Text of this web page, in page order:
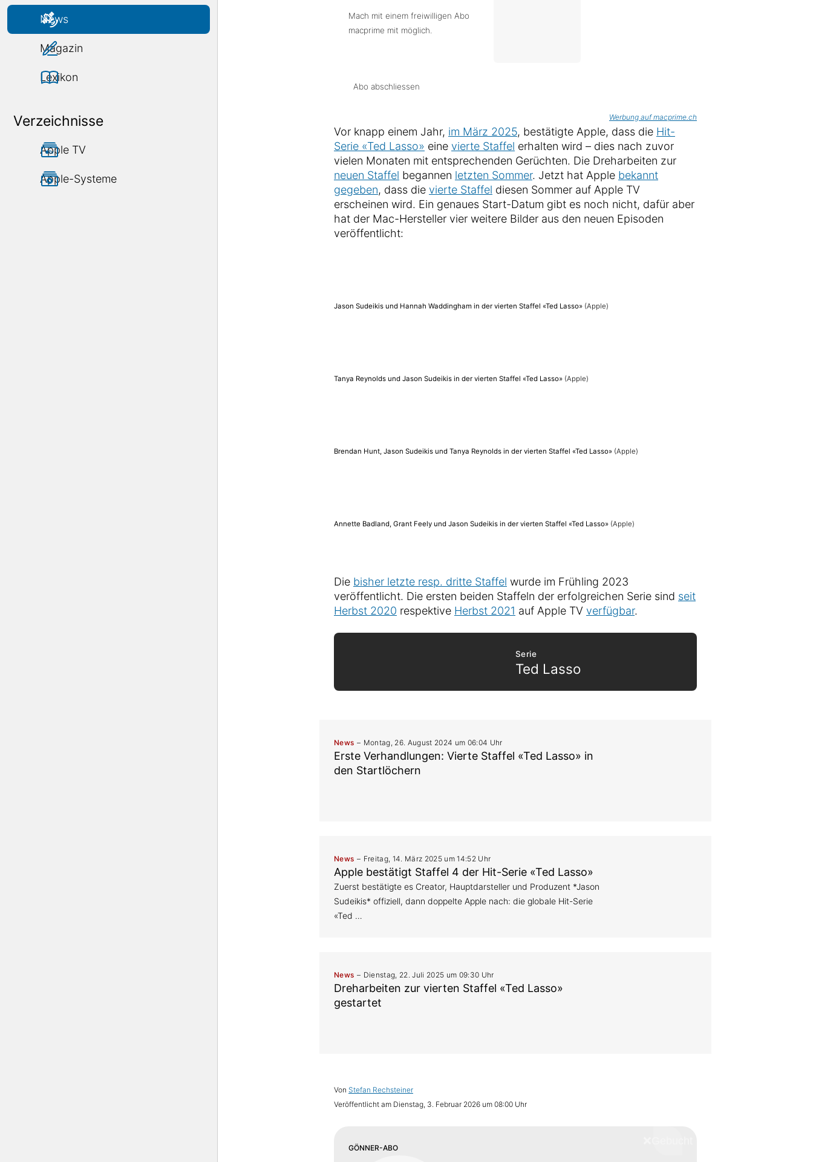
News
Magazin
Lexikon
Verzeichnisse
Apple TV
Apple-Systeme
Mach mit einem freiwilligen Abo
macprime mit möglich.
Abo abschliessen
Werbung auf macprime.ch
Vor knapp einem Jahr, im März 2025, bestätigte Apple, dass die Hit-
Serie «Ted Lasso» eine vierte Staffel erhalten wird – dies nach zuvor
vielen Monaten mit entsprechenden Gerüchten. Die Dreharbeiten zur
neuen Staffel begannen letzten Sommer. Jetzt hat Apple bekannt
gegeben, dass die vierte Staffel diesen Sommer auf Apple TV
erscheinen wird. Ein genaues Start-Datum gibt es noch nicht, dafür aber
hat der Mac-Hersteller vier weitere Bilder aus den neuen Episoden
veröffentlicht:
Jason Sudeikis und Hannah Waddingham in der vierten Staffel «Ted Lasso» (Apple)
Tanya Reynolds und Jason Sudeikis in der vierten Staffel «Ted Lasso» (Apple)
Brendan Hunt, Jason Sudeikis und Tanya Reynolds in der vierten Staffel «Ted Lasso» (Apple)
Annette Badland, Grant Feely und Jason Sudeikis in der vierten Staffel «Ted Lasso» (Apple)
Die bisher letzte resp. dritte Staffel wurde im Frühling 2023
veröffentlicht. Die ersten beiden Staffeln der erfolgreichen Serie sind seit
Herbst 2020 respektive Herbst 2021 auf Apple TV verfügbar.
Serie
Ted Lasso
News Montag, 26. August 2024 um 06:04 Uhr
Erste Verhandlungen: Vierte Staffel «Ted Lasso» in
den Startlöchern
News Freitag, 14. März 2025 um 14:52 Uhr
Apple bestätigt Staffel 4 der Hit-Serie «Ted Lasso»
Zuerst bestätigte es Creator, Hauptdarsteller und Produzent *Jason
Sudeikis* offiziell, dann doppelte Apple nach: die globale Hit-Serie
«Ted …
News Dienstag, 22. Juli 2025 um 09:30 Uhr
Dreharbeiten zur vierten Staffel «Ted Lasso»
gestartet
Von Stefan Rechsteiner
Veröffentlicht am Dienstag, 3. Februar 2026 um 08:00 Uhr
GÖNNER-ABO